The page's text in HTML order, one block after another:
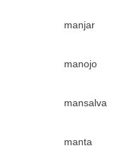
manjar
manojo
mansalva
manta